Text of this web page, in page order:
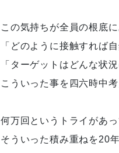
この気持ちが全員の根底
「どのように接触すれば
「ターゲットはどんな状
こういった事を四六時中
何万回というトライがあ
そういった積み重ねを20